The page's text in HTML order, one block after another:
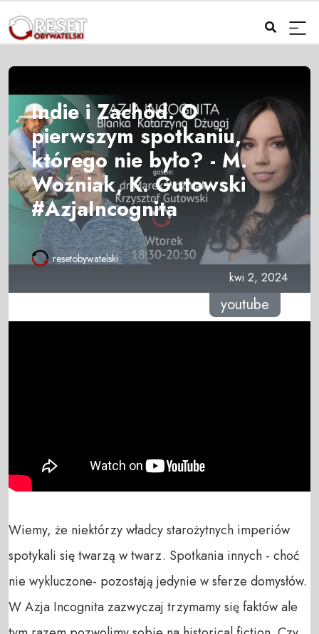
Indie i Zachód. O
pierwszym spotkaniu,
którego nie było? - M.
Woźniak, K. Gutowski
#AzjaIncognita
resetobywatelski
kwi 2, 2024
youtube
Wiemy, że niektórzy władcy starożytnych imperiów
spotykali się twarzą w twarz. Spotkania innych - choć
nie wykluczone- pozostają jedynie w sferze domysłów.
W Azja Incognita zazwyczaj trzymamy się faktów ale